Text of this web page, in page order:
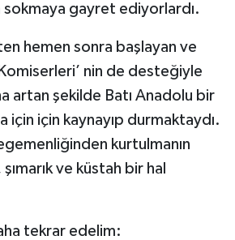
gayret ediyorlardı.
hemen sonra başlayan ve
nin de desteğiyle
artan şekilde Batı Anadolu bir
için için kaynayıp durmaktaydı.
kurtulmanın
ve küstah bir hal
tekrar edelim: